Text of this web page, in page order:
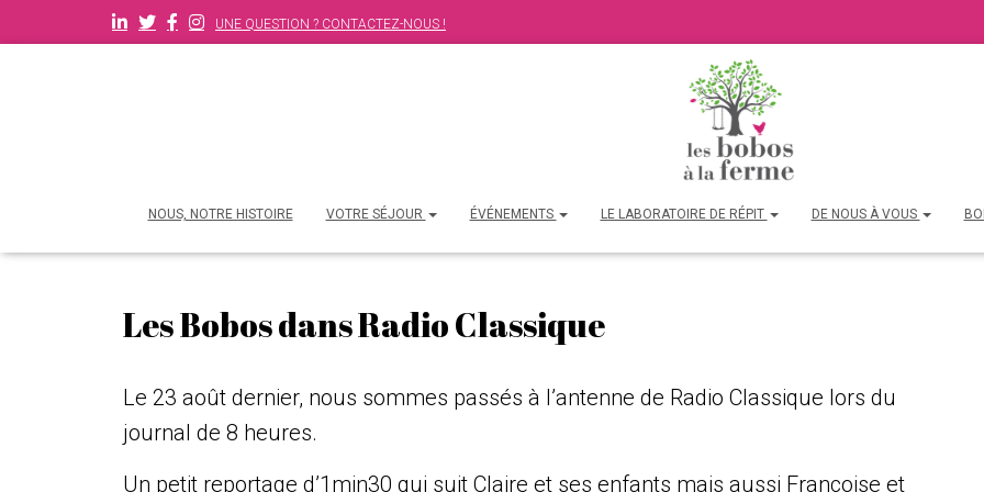
UNE QUESTION ? CONTACTEZ-NOUS !
NOUS, NOTRE HISTOIRE VOTRE SÉJOUR ÉVÉNEMENTS LE LABORATOIRE DE RÉPIT DE NOUS À VOUS
Les Bobos dans Radio Classique
Le 23 août dernier, nous sommes passés à l’antenne de Radio Classique lors du
journal de 8 heures.
Un petit reportage d’1min30 qui suit Claire et ses enfants mais aussi Françoise et